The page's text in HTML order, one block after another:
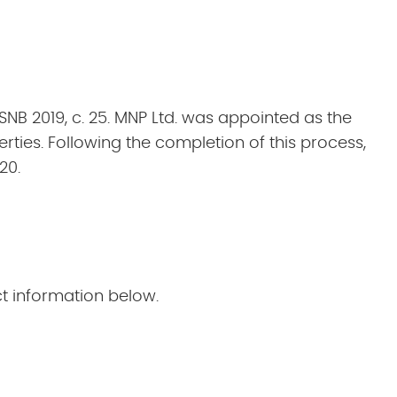
2019, c. 25. MNP Ltd. was appointed as the
Following the completion of this process,
.
information below.